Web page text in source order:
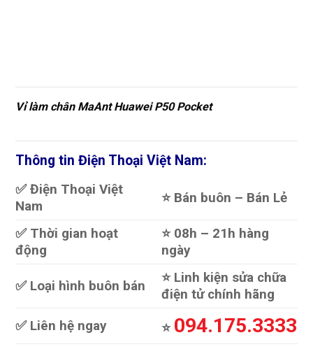
Vỉ làm chân MaAnt Huawei P50 Pocket
Thông tin Điện Thoại Việt Nam:
✅ Điện Thoại Việt
Nam
⭐️ Bán buôn – Bán Lẻ
✅ Thời gian hoạt
động
⭐️ 08h – 21h hàng
ngày
✅ Loại hình buôn bán
⭐️ Linh kiện sửa chữa
điện tử chính hãng
✅ Liên hệ ngay
⭐️ 094.175.3333